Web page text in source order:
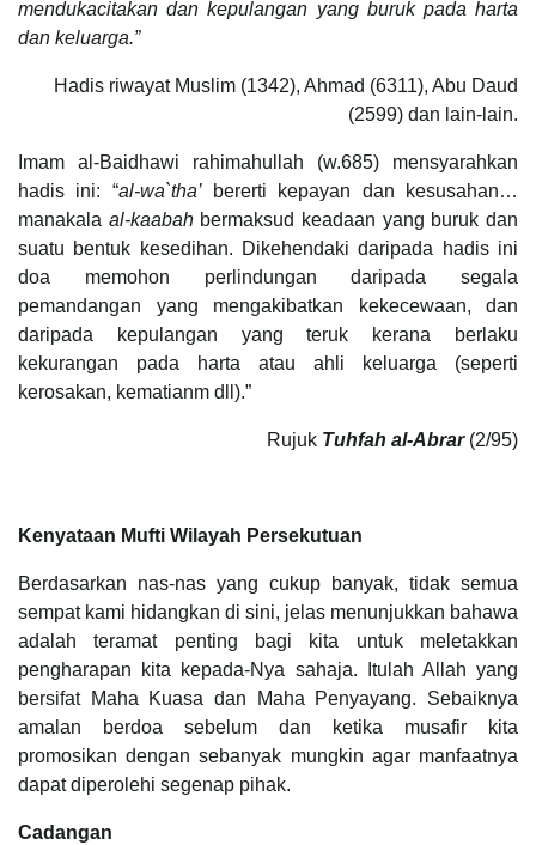
mendukacitakan dan kepulangan yang buruk pada harta
dan keluarga.”
Hadis riwayat Muslim (1342), Ahmad (6311), Abu Daud
(2599) dan lain-lain.
Imam al-Baidhawi rahimahullah (w.685) mensyarahkan
hadis ini: “al-wa`tha’bererti kepayan dan kesusahan…
manakala al-kaabahbermaksud keadaan yang buruk dan
suatu bentuk kesedihan. Dikehendaki daripada hadis ini
doa memohon perlindungan daripada segala
pemandangan yang mengakibatkan kekecewaan, dan
daripada kepulangan yang teruk kerana berlaku
kekurangan pada harta atau ahli keluarga (seperti
kerosakan, kematianm dll).”
Rujuk Tuhfah al-Abrar(2/95)
Kenyataan Mufti Wilayah Persekutuan
Berdasarkan nas-nas yang cukup banyak, tidak semua
sempat kami hidangkan di sini, jelas menunjukkan bahawa
adalah teramat penting bagi kita untuk meletakkan
pengharapan kita kepada-Nya sahaja. Itulah Allah yang
bersifat Maha Kuasa dan Maha Penyayang. Sebaiknya
amalan berdoa sebelum dan ketika musafir kita
promosikan dengan sebanyak mungkin agar manfaatnya
dapat diperolehi segenap pihak.
Cadangan